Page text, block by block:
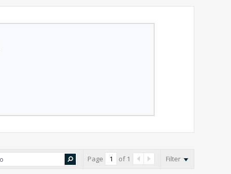
Page of 1 Filter